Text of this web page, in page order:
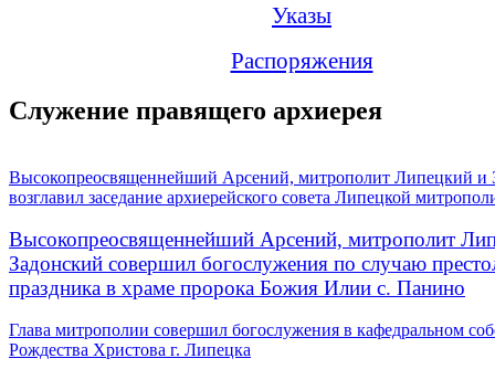
Указы
Распоряжения
Служение правящего архиерея
Высокопреосвященнейший Арсений, митрополит Липецкий и
возглавил заседание архиерейского совета Липецкой
Высокопреосвященнейший Арсений, митрополит
Задонский совершил богослужения по случаю
праздника в храме пророка Божия Илии с. Панино
Глава митрополии совершил богослужения в кафедральном
Рождества Христова г. Липецка